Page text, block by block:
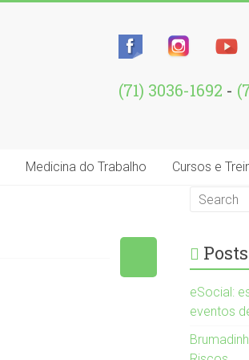
(71) 3036-1692 -
Medicina do Trabalho Cursos e
eSocial:
eventos